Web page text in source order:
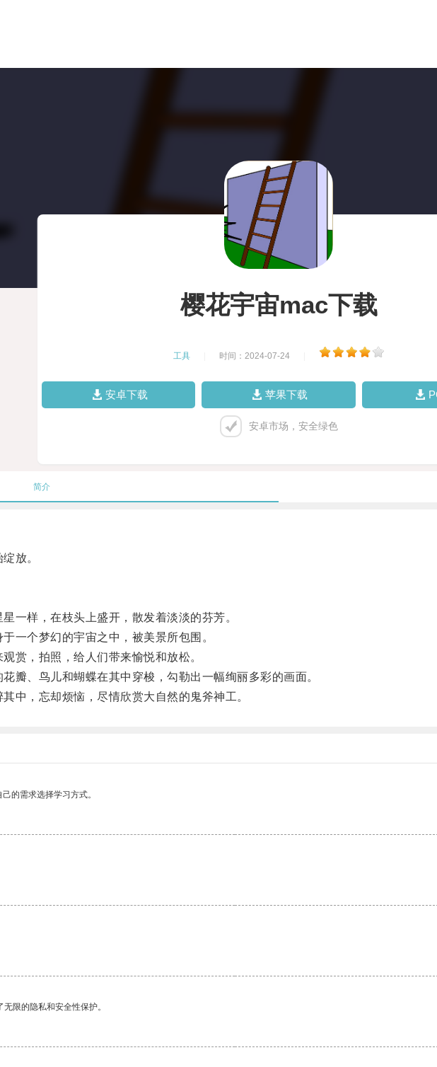
樱花宇宙mac下载
工具 时间：2024-07-24
安卓下载 苹果下载
安卓市场，安全绿色
简介
放。
样，在枝头上盛开，散发着淡淡的芬芳。
个梦幻的宇宙之中，被美景所包围。
，拍照，给人们带来愉悦和放松。
、鸟儿和蝴蝶在其中穿梭，勾勒出一幅绚丽多彩的画面。
，忘却烦恼，尽情欣赏大自然的鬼斧神工。
的需求选择学习方式。
限的隐私和安全性保护。